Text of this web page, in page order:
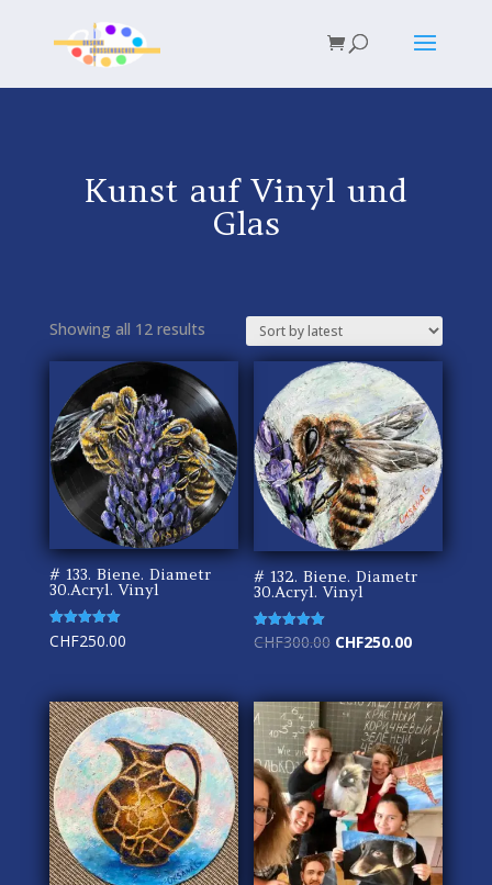
Kunst auf Vinyl und
Glas
Showing all 12 results
# 133. Biene. Diametr
30.Acryl. Vinyl
Rated
5.00
CHF250.00
# 132. Biene. Diametr
30.Acryl. Vinyl
Rated
5.00
CHF300.00 Original
was:
CHF300.00.
CHF250.00Current
is:
CHF250.00.